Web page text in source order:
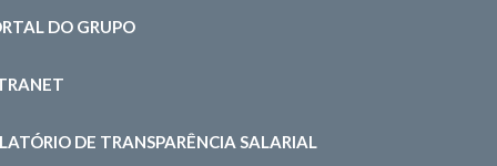
DO GRUPO
DE TRANSPARÊNCIA SALARIAL